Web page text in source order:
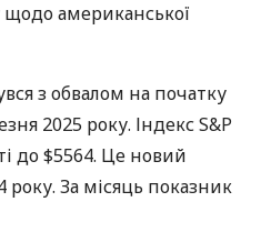
американської
з обвалом на початку
2025 року. Індекс S&P
до $5564. Це новий
року. За місяць показник